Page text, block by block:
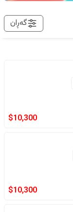
گەڕان
$10,300
$10,300